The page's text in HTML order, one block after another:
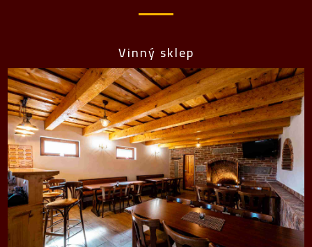
Vinný sklep